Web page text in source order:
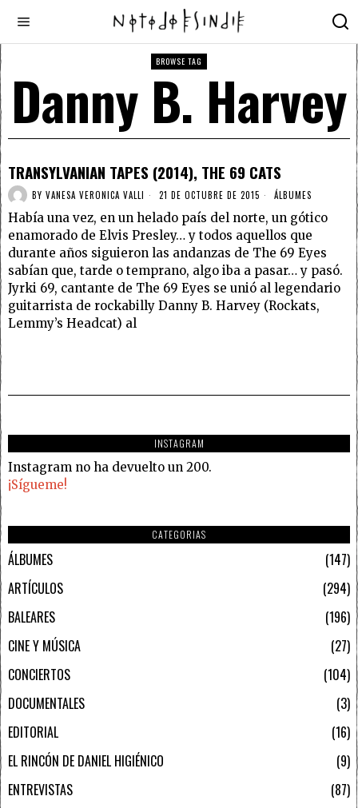
BROWSE TAG
Danny B. Harvey
TRANSYLVANIAN TAPES (2014), THE 69 CATS
BY VANESA VERONICA VALLI 21 DE OCTUBRE DE 2015 ÁLBUMES
Había una vez, en un helado país del norte, un gótico
enamorado de Elvis Presley… y todos aquellos que
durante años siguieron las andanzas de The 69 Eyes
sabían que, tarde o temprano, algo iba a pasar… y pasó.
Jyrki 69, cantante de The 69 Eyes se unió al legendario
guitarrista de rockabilly Danny B. Harvey (Rockats,
Lemmy’s Headcat) al
INSTAGRAM
Instagram no ha devuelto un 200.
¡Sígueme!
CATEGORIAS
ÁLBUMES
147
ARTÍCULOS
294
BALEARES
196
CINE Y MÚSICA
27
CONCIERTOS
104
DOCUMENTALES
3
EDITORIAL
16
EL RINCÓN DE DANIEL HIGIÉNICO
9
ENTREVISTAS
87